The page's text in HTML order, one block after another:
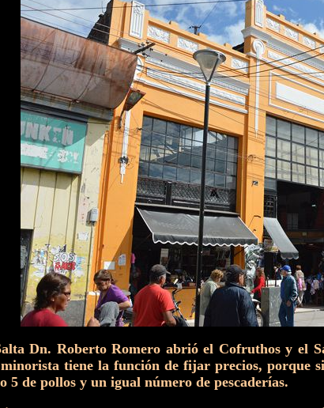
Dn. Roberto Romero abrió el Cofruthos y el
tiene la función de fijar precios, porque
5 de pollos y un igual número de pescaderías.